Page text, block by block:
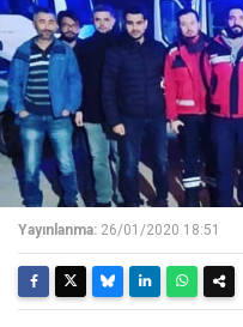
Yayınlanma: 26/01/2020 18:51